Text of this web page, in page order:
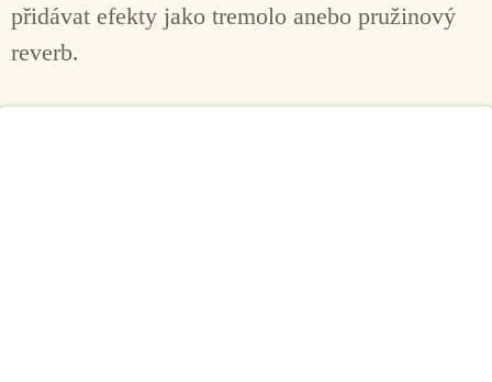
přidávat efekty jako tremolo anebo pružinový
reverb.